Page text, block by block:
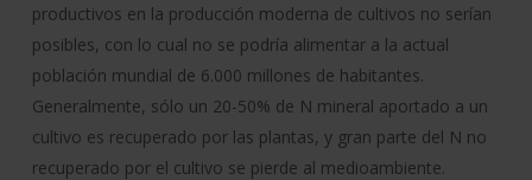
productivos en la producción moderna de cultivos no serían
posibles, con lo cual no se podría alimentar a la actual
población mundial de 6.000 millones de habitantes.
Generalmente, sólo un 20-50% de N mineral aportado a un
cultivo es recuperado por las plantas, y gran parte del N no
recuperado por el cultivo se pierde al medioambiente.